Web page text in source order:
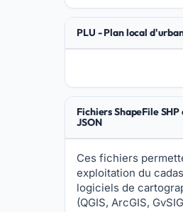
PLU - Plan local
Fichiers ShapeFile
JSON
Ces fichiers
exploitation du
logiciels de
(QGIS, ArcGIS,